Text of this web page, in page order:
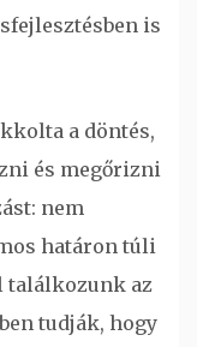
is
a döntés,
és megőrizni
nem
határon túli
találkozunk az
tudják, hogy